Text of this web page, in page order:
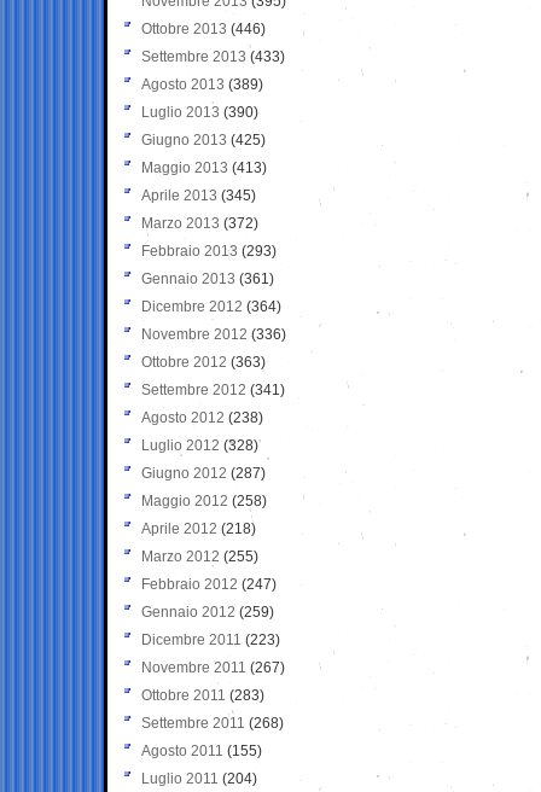
Ottobre 2013 (446)
Settembre 2013 (433)
Agosto 2013 (389)
Luglio 2013 (390)
Giugno 2013 (425)
Maggio 2013 (413)
Aprile 2013 (345)
Marzo 2013 (372)
Febbraio 2013 (293)
Gennaio 2013 (361)
Dicembre 2012 (364)
Novembre 2012 (336)
Ottobre 2012 (363)
Settembre 2012 (341)
Agosto 2012 (238)
Luglio 2012 (328)
Giugno 2012 (287)
Maggio 2012 (258)
Aprile 2012 (218)
Marzo 2012 (255)
Febbraio 2012 (247)
Gennaio 2012 (259)
Dicembre 2011 (223)
Novembre 2011 (267)
Ottobre 2011 (283)
Settembre 2011 (268)
Agosto 2011 (155)
Luglio 2011 (204)